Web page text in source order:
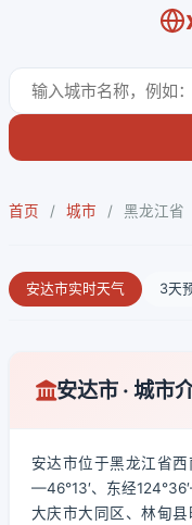
首页 / 城市 / 黑龙江省
安达市实时天气 3天
安达市 · 城市
安达市位于黑龙江省
—46°13′、东经
大庆市大同区、林甸